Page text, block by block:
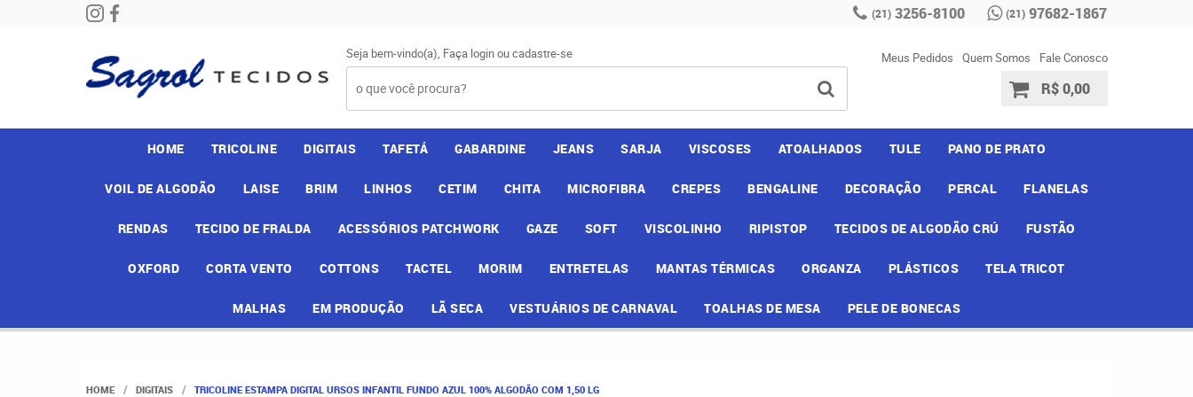
(21) 3256-8100 (21) 97682-1867
Seja bem-vindo(a), Faça loginoucadastre-se Meus Pedidos Quem Somos Fale Conosco
R$ 0,00
HOME TRICOLINE DIGITAIS TAFETÁ GABARDINE JEANS SARJA VISCOSES ATOALHADOS TULE PANO DE PRATO
VOIL DE ALGODÃO LAISE BRIM LINHOS CETIM CHITA MICROFIBRA CREPES BENGALINE DECORAÇÃO PERCAL FLANELAS
RENDAS TECIDO DE FRALDA ACESSÓRIOS PATCHWORK GAZE SOFT VISCOLINHO RIPISTOP TECIDOS DE ALGODÃO CRÚ FUSTÃO
OXFORD CORTA VENTO COTTONS TACTEL MORIM ENTRETELAS MANTAS TÉRMICAS ORGANZA PLÁSTICOS TELA TRICOT
MALHAS EM PRODUÇÃO LÃ SECA VESTUÁRIOS DE CARNAVAL TOALHAS DE MESA PELE DE BONECAS
HOME DIGITAIS TRICOLINE ESTAMPA DIGITAL URSOS INFANTIL FUNDO AZUL 100% ALGODÃO COM 1,50 LG